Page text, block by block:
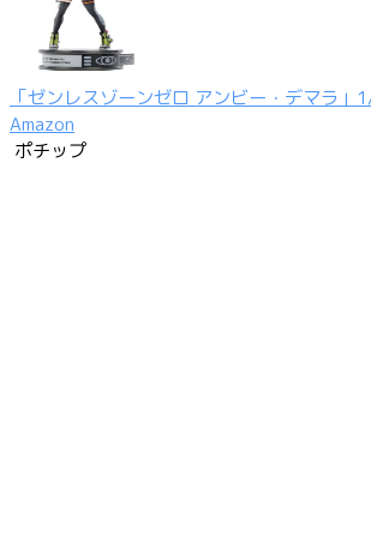
「ゼンレスゾーンゼロ アンビー・デマラ
Amazon
ポチップ